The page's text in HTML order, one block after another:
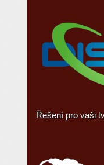
Řešení pro vaši